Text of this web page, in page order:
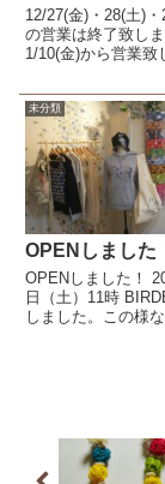
12/27(金)・28(土)
の営業は終了致し
1/10(金)から営業致
等お買い求め忘れ
か？
未分類
OPENしました
OPENしました！
日（土）11時
しました。この様